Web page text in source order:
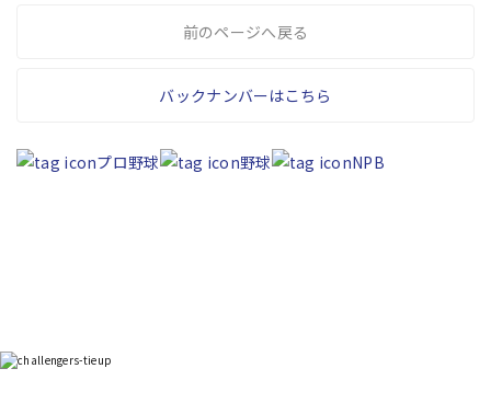
前のページへ戻る
バックナンバーはこちら
プロ野球 野球 NPB